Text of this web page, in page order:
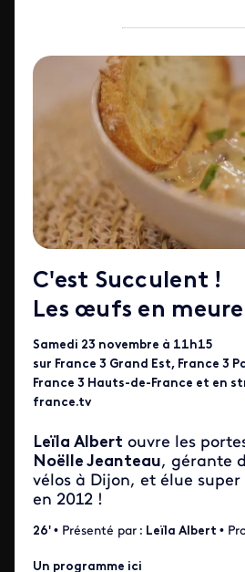
C'est Succulent !
Les œufs en
Samedi 23 novembre à 11h15
sur France 3 Grand Est, France 3
France 3 Hauts-de-France et en
france.tv
Leïla Albert ouvre les
Noëlle Jeanteau, gérante
vélos à Dijon, et élue
en 2012 !
26' • Présenté par : Leïla Albert •
Un programme ici